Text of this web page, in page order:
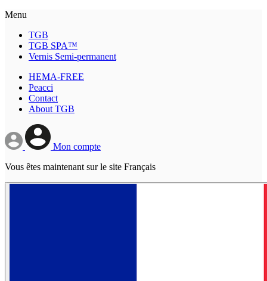
Menu
TGB
TGB SPA™
Vernis Semi-permanent
HEMA-FREE
Peacci
Contact
About TGB
Mon compte
Vous êtes maintenant sur le site Français